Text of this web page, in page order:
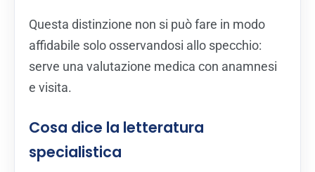
Questa distinzione non si può fare in modo
affidabile solo osservandosi allo specchio:
serve una valutazione medica con anamnesi
e visita.
Cosa dice la letteratura
specialistica